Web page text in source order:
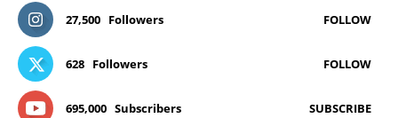
27,500 Followers FOLLOW
628 Followers FOLLOW
695,000 Subscribers SUBSCRIBE